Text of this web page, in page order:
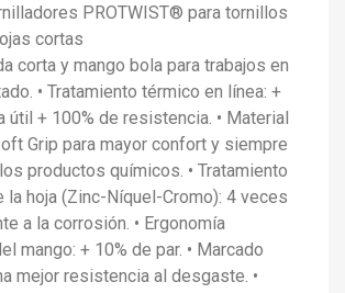
PROTWIST® para tornillos
cortas
corta y mango bola para trabajos en
• Tratamiento térmico en línea: +
útil + 100% de resistencia. • Material
Grip para mayor confort y siempre
productos químicos. • Tratamiento
la hoja (Zinc-Níquel-Cromo): 4 veces
a la corrosión. • Ergonomía
mango: + 10% de par. • Marcado
mejor resistencia al desgaste. •